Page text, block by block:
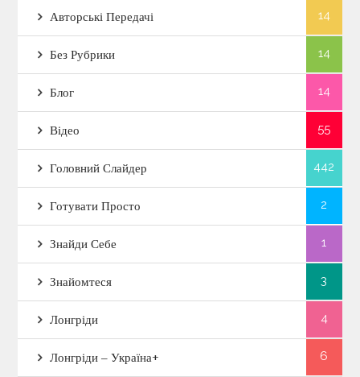
Авторські Передачі 14
Без Рубрики 14
Блог 14
Відео 55
Головний Слайдер 442
Готувати Просто 2
Знайди Себе 1
Знайомтеся 3
Лонгріди 4
Лонгріди – Україна+ 6